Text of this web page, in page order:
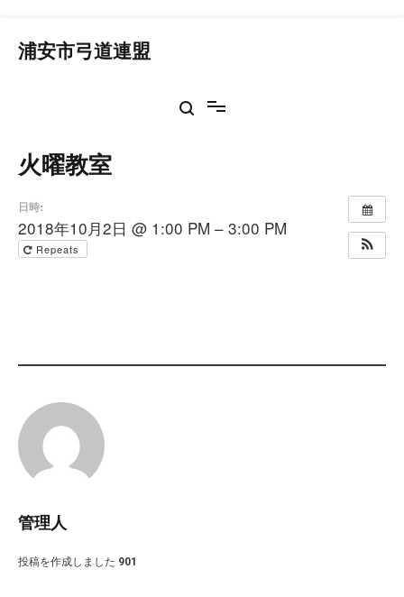
浦安市弓道連盟
火曜教室
日時:
2018年10月2日 @ 1:00 PM – 3:00 PM
Repeats
管理人
投稿を作成しました 901